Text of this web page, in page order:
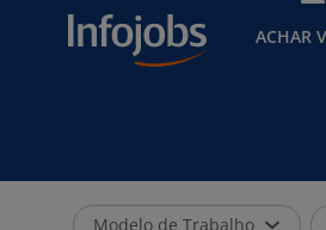
ACHAR
Modelo de Trabalho